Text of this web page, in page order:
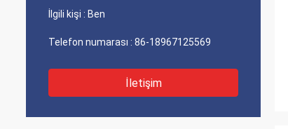
İlgili kişi : Ben
Telefon numarası : 86-18967125569
İletişim